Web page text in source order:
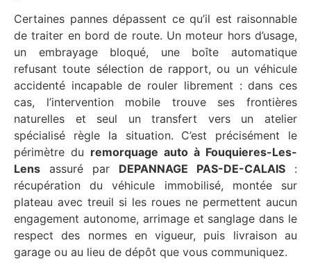
Certaines pannes dépassent ce qu’il est raisonnable
de traiter en bord de route. Un moteur hors d’usage,
un embrayage bloqué, une boîte automatique
refusant toute sélection de rapport, ou un véhicule
accidenté incapable de rouler librement : dans ces
cas, l’intervention mobile trouve ses frontières
naturelles et seul un transfert vers un atelier
spécialisé règle la situation. C’est précisément le
périmètre du remorquage auto à Fouquieres-Les-
Lens assuré par DEPANNAGE PAS-DE-CALAIS :
récupération du véhicule immobilisé, montée sur
plateau avec treuil si les roues ne permettent aucun
engagement autonome, arrimage et sanglage dans le
respect des normes en vigueur, puis livraison au
garage ou au lieu de dépôt que vous communiquez.